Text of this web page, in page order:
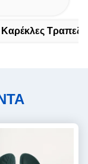
Καρέκλες